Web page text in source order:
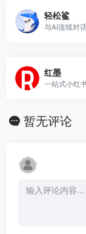
轻松鲨
红墨
暂无评论